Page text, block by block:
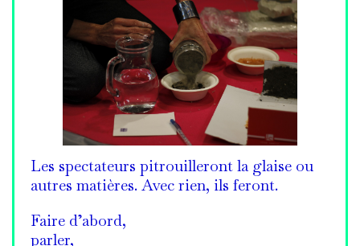
Les spectateurs pitrouilleront la glaise ou
autres matières. Avec rien, ils feront.
Faire d’abord,
parler,